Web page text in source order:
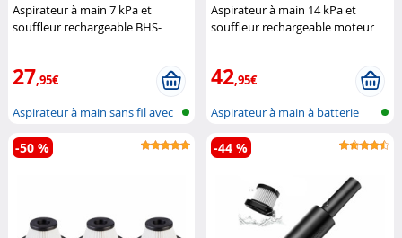
Aspirateur à main 7 kPa et
souffleur rechargeable BHS-
27,95€
Aspirateur à main sans fil avec
fil...
Aspirateur à main 14 kPa et
souffleur rechargeable moteur
42,95€
Aspirateur à main à batterie
4en1,...
-50 % -44 %